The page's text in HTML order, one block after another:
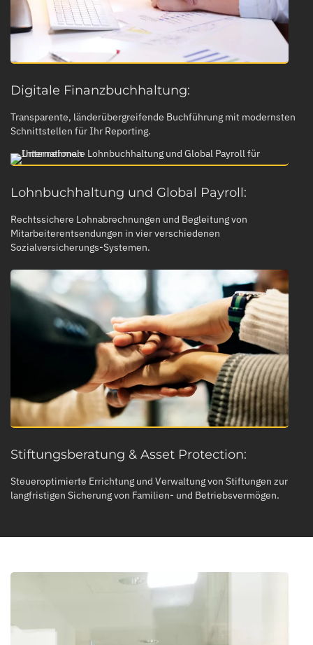
Digitale Finanzbuchhaltung:
Transparente, länderübergreifende Buchführung mit modernsten
Schnittstellen für Ihr Reporting.
Lohnbuchhaltung und Global Payroll:
Rechtssichere Lohnabrechnungen und Begleitung von
Mitarbeiterentsendungen in vier verschiedenen
Sozialversicherungs-Systemen.
Stiftungsberatung & Asset Protection:
Steueroptimierte Errichtung und Verwaltung von Stiftungen zur
langfristigen Sicherung von Familien- und Betriebsvermögen.